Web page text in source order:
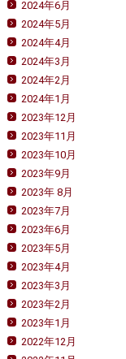
2024年6月
2024年5月
2024年4月
2024年3月
2024年2月
2024年1月
2023年12月
2023年11月
2023年10月
2023年9月
2023年 8月
2023年7月
2023年6月
2023年5月
2023年4月
2023年3月
2023年2月
2023年1月
2022年12月